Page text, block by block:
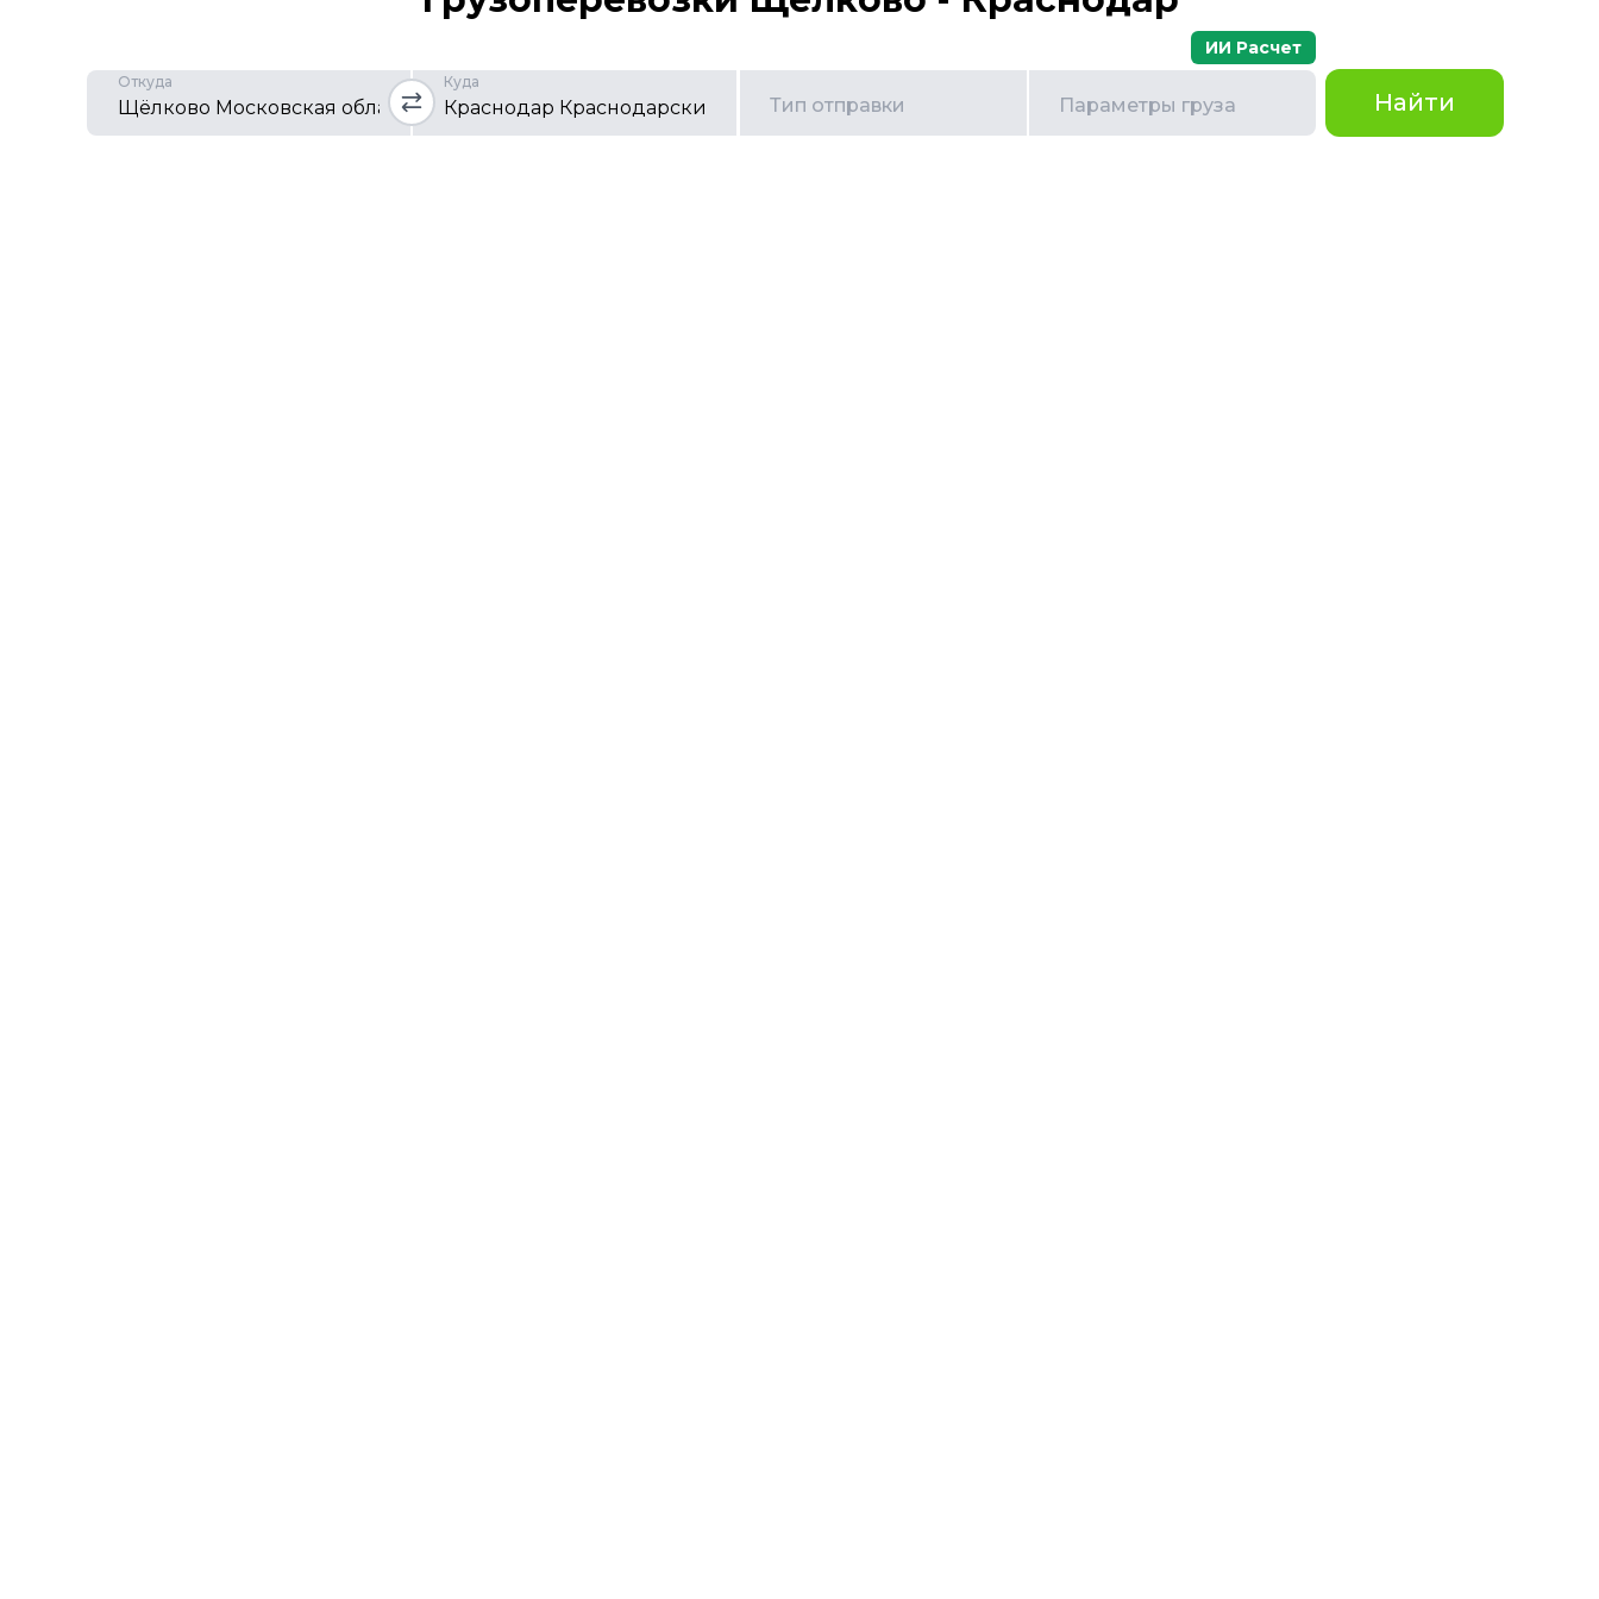
Откуда Куда
Тип отправки Параметры груза
ИИ Расчет
Найти